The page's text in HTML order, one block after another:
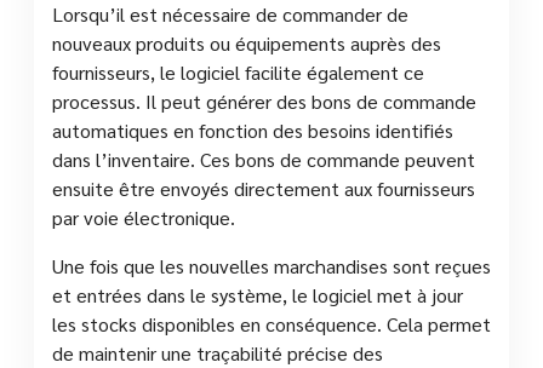
Lorsqu’il est nécessaire de commander de
nouveaux produits ou équipements auprès des
fournisseurs, le logiciel facilite également ce
processus. Il peut générer des bons de commande
automatiques en fonction des besoins identifiés
dans l’inventaire. Ces bons de commande peuvent
ensuite être envoyés directement aux fournisseurs
par voie électronique.
Une fois que les nouvelles marchandises sont reçues
et entrées dans le système, le logiciel met à jour
les stocks disponibles en conséquence. Cela permet
de maintenir une traçabilité précise des